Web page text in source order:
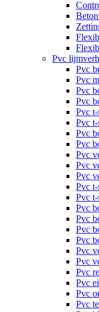
Pvc
Pvc
Pvc
Pvc
Pvc
Pvc
Pvc
Pvc
Pvc
Pvc
Pvc
Pvc
Pvc
Pvc
Pvc
Pvc
Pvc
Pvc
Pvc
Pvc
Pvc
Pvc
Pvc
Pvc